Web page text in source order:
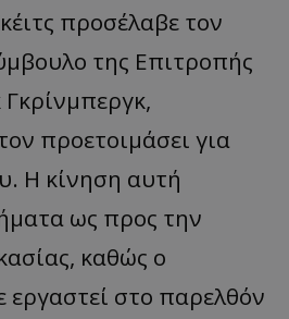
προσέλαβε τον
της Επιτροπής
Γκρίνμπεργκ,
προετοιμάσει για
Η κίνηση αυτή
ως προς την
καθώς ο
εργαστεί στο παρελθόν